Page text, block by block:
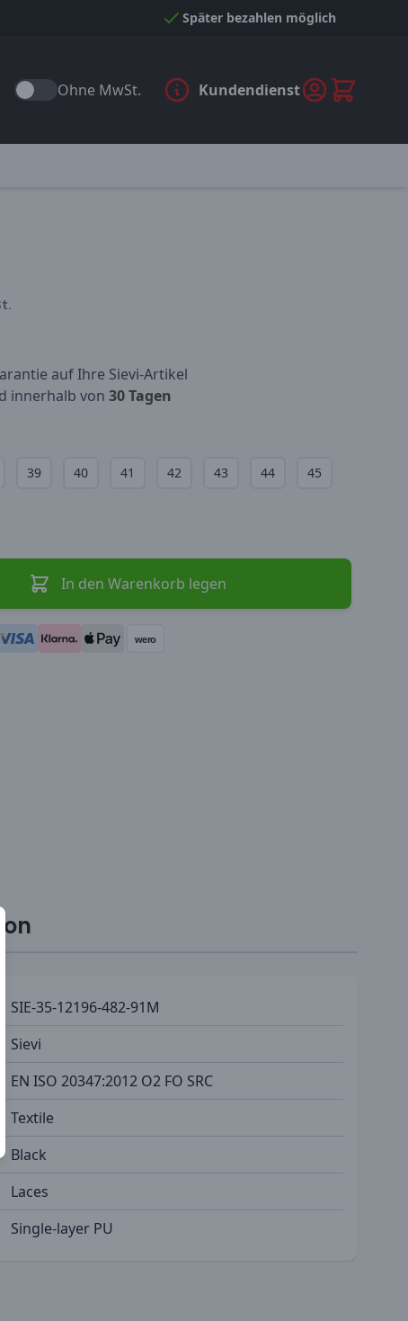
Später bezahlen möglich
Ohne MwSt. Kundendienst
auf Ihre Sievi-Artikel
innerhalb von 30 Tagen
39 40 41 42 43 44 45
In den Warenkorb legen
wero
SIE-35-12196-482-91M
Sievi
EN ISO 20347:2012 O2 FO SRC
Textile
Black
Laces
Single-layer PU